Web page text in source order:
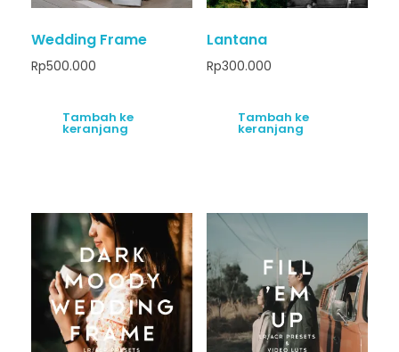
Wedding Frame
Rp500.000
Tambah ke
keranjang
Lantana
Rp300.000
Tambah ke
keranjang